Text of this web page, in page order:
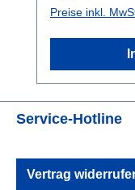
Preise inkl.
Service-Hotline
Vertrag